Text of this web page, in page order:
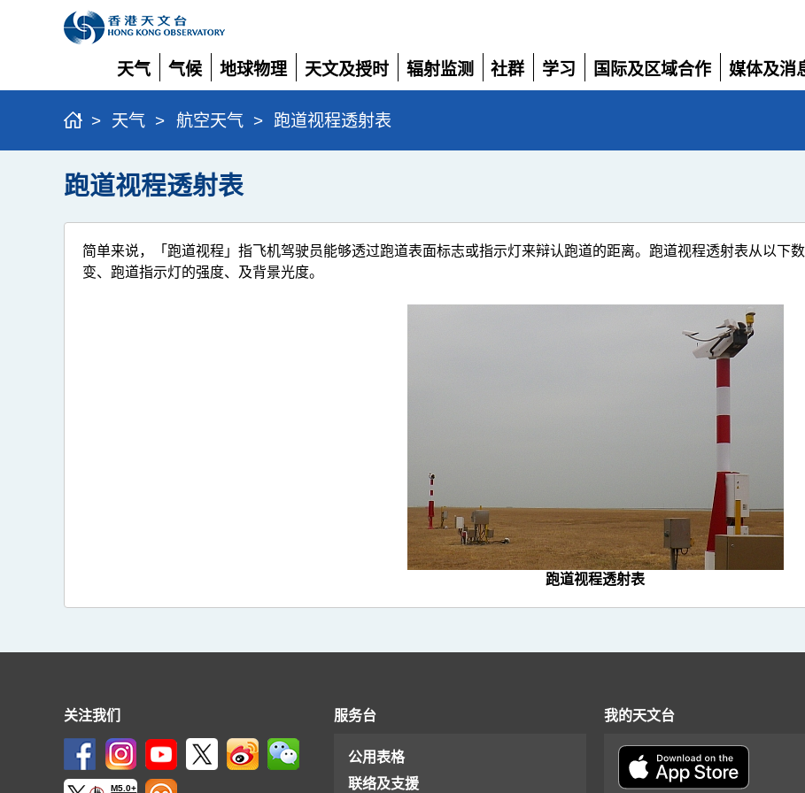
天气
展
开
气候
展
开
地球物理
展
开
天文及授时
展
开
辐射监测
展
社群
展
学习
展
国际及区域合作
展
媒体及消
展
> 天气 > 航空天气 > 跑道视程透射表
跑道视程透射表
简单来说，「跑道视程」指飞机驾驶员能够透过跑道表面标志或指示灯来辩认跑道的距离。跑道视程透射表从以下
变、跑道指示灯的强度、及背景光度。
跑道视程透射表
关注我们
M5.0+
服务台
公用表格
联络及支援
我的天文台